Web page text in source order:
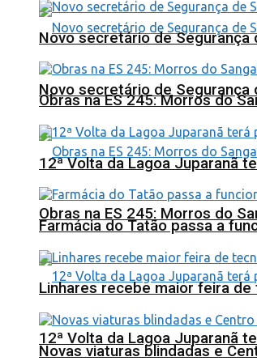
Novo secretário de Segurança
Obras na ES 245: Morros do
12ª Volta da Lagoa Juparanã
Novo secretário de Segurança
Obras na ES 245: Morros do
12ª Volta da Lagoa Juparanã
Farmácia do Tatão passa a
Linhares recebe maior feira
Novas viaturas blindadas e